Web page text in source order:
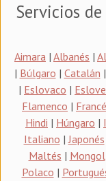
Servicios
Aimara | Albanés |
| Búlgaro | Catalán |
| Eslovaco |
Flamenco |
Hindi | Húngaro |
Italiano |Japonés
Maltés | Mongol
Polaco |